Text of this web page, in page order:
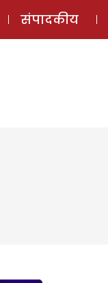
संपादकीय